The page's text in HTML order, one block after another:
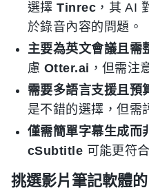
選擇Tinrec ，其 AI
於錄音內容的問題。
主要為英文會議且
慮 Otter.ai ，但需注
需要多語言支援且預
是不錯的選擇，但需
僅需簡單字幕生成而
cSubtitle 可能更符
挑選影片筆記軟體